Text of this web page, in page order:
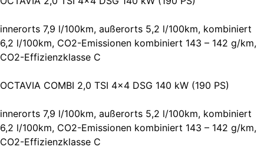
innerorts 7,9 l/100km, außerorts 5,2 l/100km, kombiniert
6,2 l/100km, CO2-Emissionen kombiniert 143 – 142 g/km,
CO2-Effizienzklasse C
OCTAVIA COMBI 2,0 TSI 4×4 DSG 140 kW (190 PS)
innerorts 7,9 l/100km, außerorts 5,2 l/100km, kombiniert
6,2 l/100km, CO2-Emissionen kombiniert 143 – 142 g/km,
CO2-Effizienzklasse C